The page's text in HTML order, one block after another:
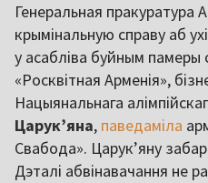
Генеральная пракуратура
крымінальную справу аб
у асабліва буйным памеры
«Росквітная Арменія»,
Нацыянальнага
Царук’яна, паведаміла
Свабода». Царук’яну
Дэталі абвінавачання не